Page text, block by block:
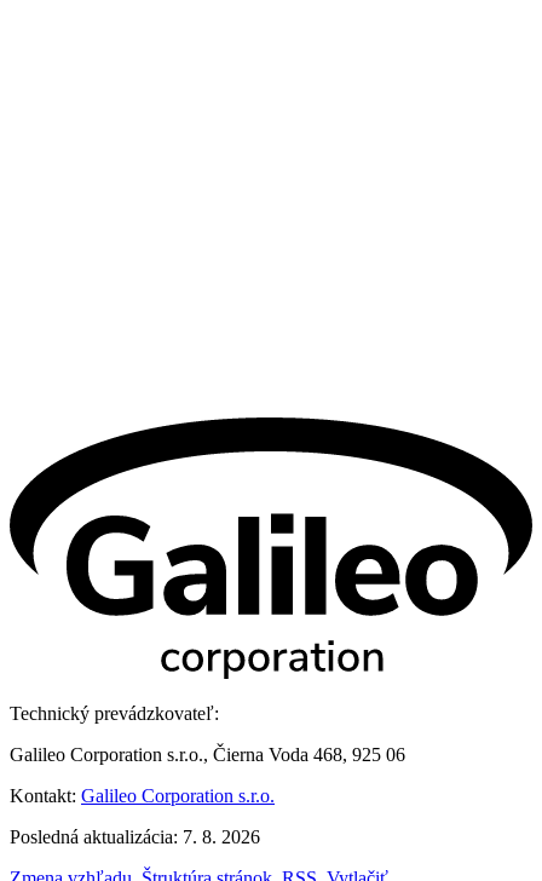
Technický prevádzkovateľ:
Galileo Corporation s.r.o., Čierna Voda 468, 925 06
Kontakt: Galileo Corporation s.r.o.
Posledná aktualizácia: 7. 8. 2026